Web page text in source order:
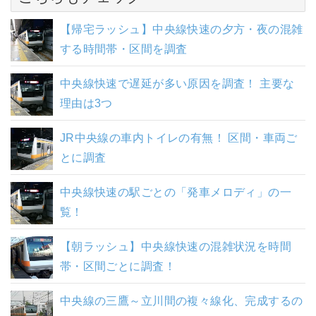
【帰宅ラッシュ】中央線快速の夕方・夜の混雑
する時間帯・区間を調査
中央線快速で遅延が多い原因を調査！ 主要な
理由は3つ
JR中央線の車内トイレの有無！ 区間・車両ご
とに調査
中央線快速の駅ごとの「発車メロディ」の一
覧！
【朝ラッシュ】中央線快速の混雑状況を時間
帯・区間ごとに調査！
中央線の三鷹～立川間の複々線化、完成するの